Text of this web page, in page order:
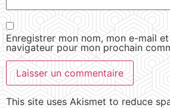
Enregistrer mon nom, mon e-mail
navigateur pour mon prochain
This site uses Akismet to reduce